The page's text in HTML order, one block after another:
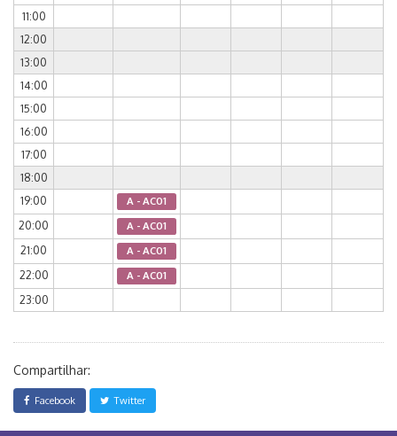
11:00
12:00
13:00
14:00
15:00
16:00
17:00
18:00
19:00
A - AC01
20:00 A - AC01
21:00 A - AC01
22:00 A - AC01
23:00
Compartilhar:
Facebook Twitter